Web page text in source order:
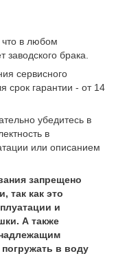
что в любом
заводского брака.
сервисного
срок гарантии - от 14
убедитесь в
в
или описанием
запрещено
так как это
и
А также
в воду